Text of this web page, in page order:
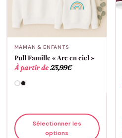
MAMAN & ENFANTS
Pull Famille « Arc en ciel »
À partir de23,99€
Sélectionner les
options